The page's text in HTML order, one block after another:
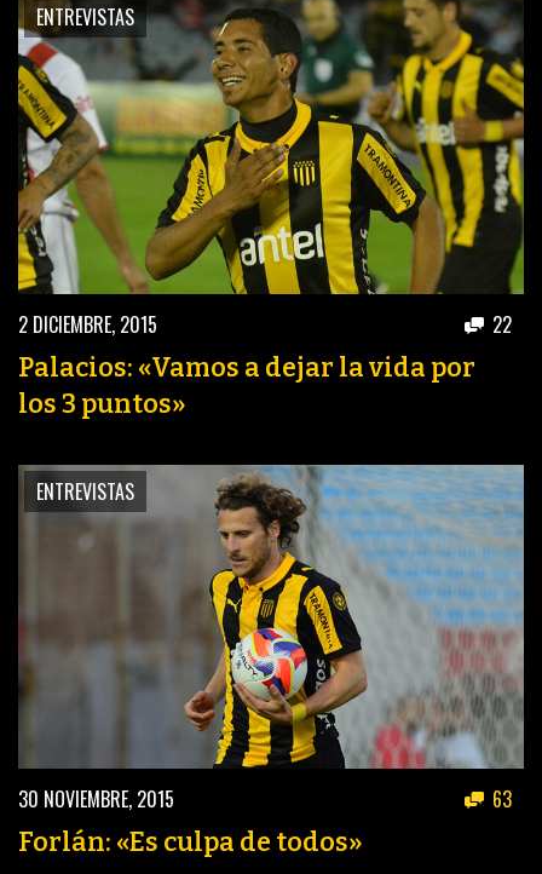
ENTREVISTAS
2 DICIEMBRE, 2015 22
Palacios: «Vamos a dejar la vida por
los 3 puntos»
ENTREVISTAS
30 NOVIEMBRE, 2015 63
Forlán: «Es culpa de todos»